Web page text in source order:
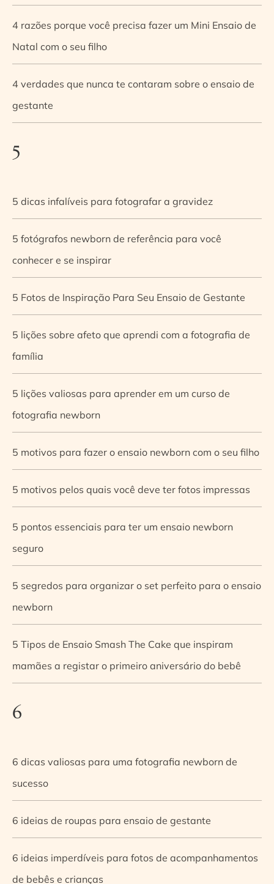
4 razões porque você precisa fazer um Mini Ensaio de
Natal com o seu filho
4 verdades que nunca te contaram sobre o ensaio de
gestante
5
5 dicas infalíveis para fotografar a gravidez
5 fotógrafos newborn de referência para você
conhecer e se inspirar
5 Fotos de Inspiração Para Seu Ensaio de Gestante
5 lições sobre afeto que aprendi com a fotografia de
família
5 lições valiosas para aprender em um curso de
fotografia newborn
5 motivos para fazer o ensaio newborn com o seu filho
5 motivos pelos quais você deve ter fotos impressas
5 pontos essenciais para ter um ensaio newborn
seguro
5 segredos para organizar o set perfeito para o ensaio
newborn
5 Tipos de Ensaio Smash The Cake que inspiram
mamães a registar o primeiro aniversário do bebê
6
6 dicas valiosas para uma fotografia newborn de
sucesso
6 ideias de roupas para ensaio de gestante
6 ideias imperdíveis para fotos de acompanhamentos
de bebês e crianças